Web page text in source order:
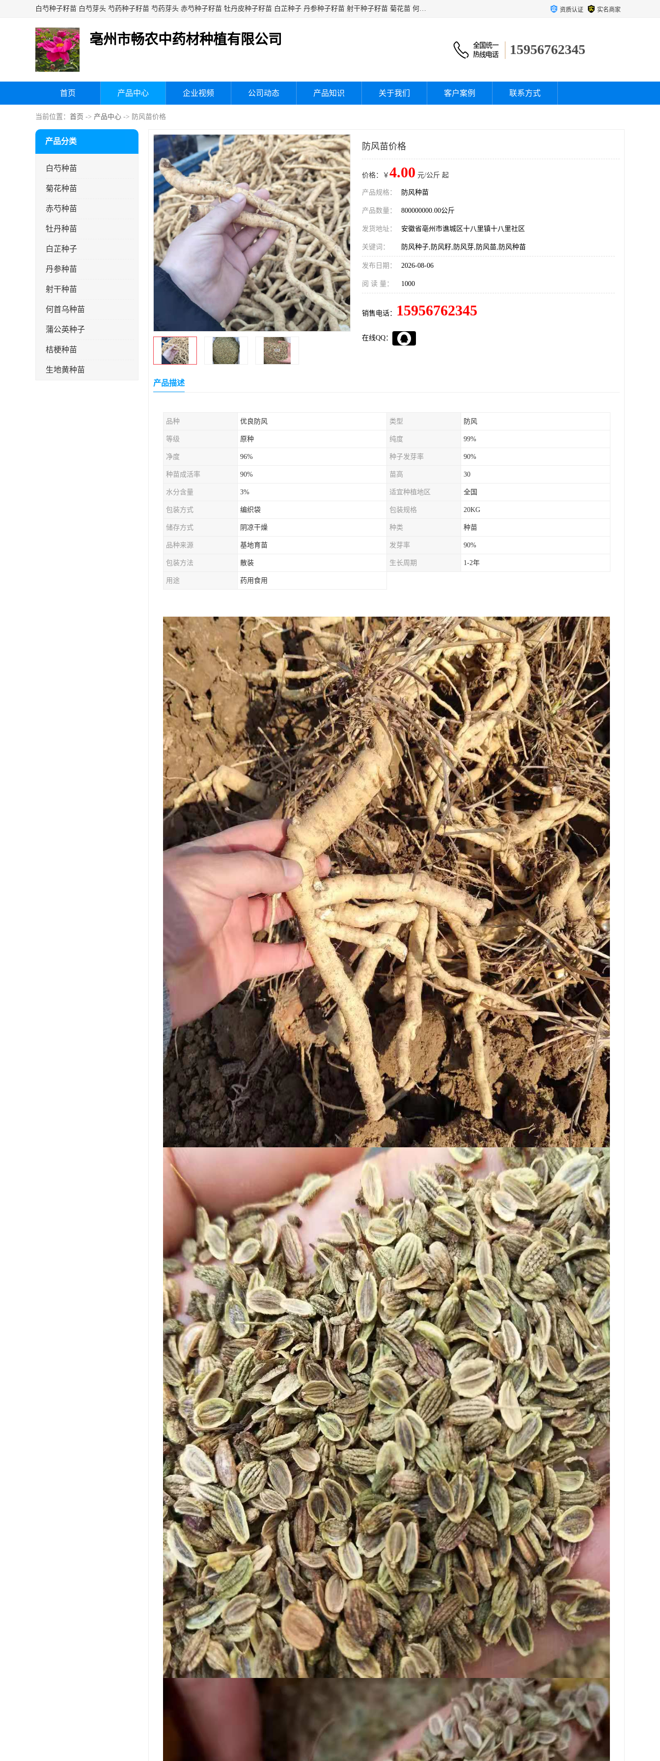
白芍种子籽苗 白芍芽头 芍药种子籽苗 芍药芽头 赤芍种子籽苗 牡丹皮种子籽苗 白芷种子 丹参种子籽苗 射干种子籽苗 菊花苗 何乌苗 蒲公英种子 桔梗种子籽苗 生地黄芽苗 玄参芽苗 元参芽苗 黑参芽苗 紫苑芽 紫菀苗 板蓝根种子 板兰根籽 大青叶种子 大青根种苗 防风种子 夏枯草种子 夏枯球籽 知母种子籽苗 白术种子 白术籽苗 薄荷种子籽苗 红花种子籽油 资质认证 实名商家
亳州市畅农中药材种植有限公司
15956762345
首页 产品中心 企业视频 公司动态 产品知识 关于我们 客户案例 联系方式
当前位置： 首页 -> 产品中心 -> 防风苗价格
产品分类
白芍种苗
菊花种苗
赤芍种苗
牡丹种苗
白芷种子
丹参种苗
射干种苗
何首乌种苗
蒲公英种子
桔梗种苗
生地黄种苗
防风苗价格
价格：￥ 4.00 元/公斤 起
产品规格： 防风种苗
产品数量： 800000000.00公斤
发货地址： 安徽省亳州市谯城区十八里镇十八里社区
关键词： 防风种子,防风籽,防风芽,防风苗,防风种苗
发布日期： 2026-08-06
阅 读 量： 1000
销售电话： 15956762345
在线QQ：
产品描述
品种 优良防风 类型 防风
等级 原种 纯度 99%
净度 96% 种子发芽率 90%
种苗成活率 90% 苗高 30
水分含量 3% 适宜种植地区 全国
包装方式 编织袋 包装规格 20KG
储存方式 阴凉干燥 种类 种苗
品种来源 基地育苗 发芽率 90%
包装方法 散装 生长周期 1-2年
用途 药用食用